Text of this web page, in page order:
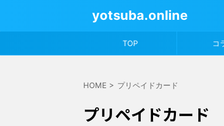
yotsuba.online
TOP コ
HOME > プリペイドカード
プリペイドカード